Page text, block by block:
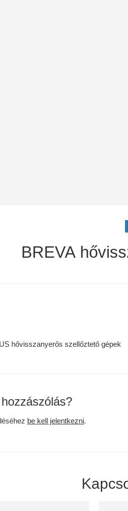
BREVA
hővisszanyerős szellőztető gépek
be kell jelentkezni.